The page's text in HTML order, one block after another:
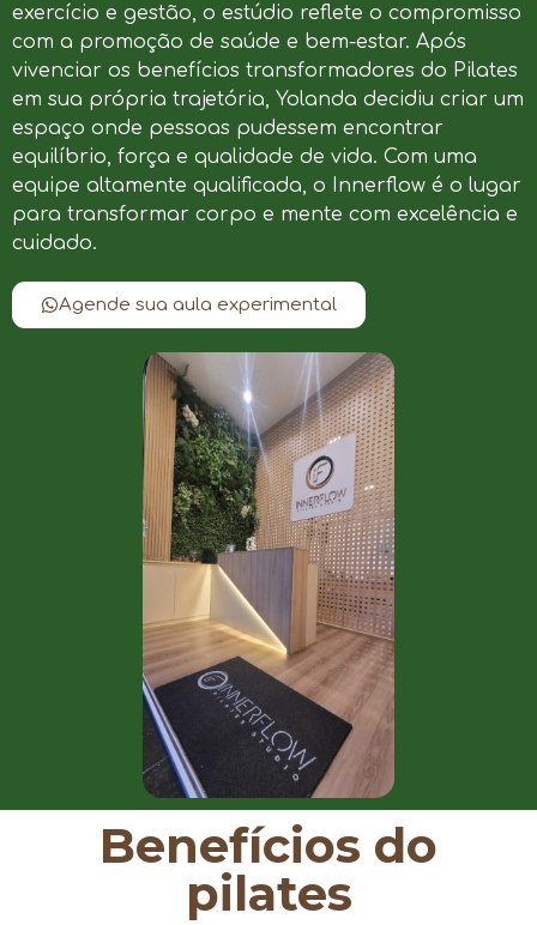
exercício e gestão, o estúdio reflete o compromisso
com a promoção de saúde e bem-estar. Após
vivenciar os benefícios transformadores do Pilates
em sua própria trajetória, Yolanda decidiu criar um
espaço onde pessoas pudessem encontrar
equilíbrio, força e qualidade de vida. Com uma
equipe altamente qualificada, o Innerflow é o lugar
para transformar corpo e mente com excelência e
cuidado.
Agende sua aula experimental
Benefícios do
pilates